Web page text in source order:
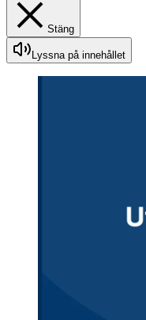
Stäng
Lyssna på innehållet